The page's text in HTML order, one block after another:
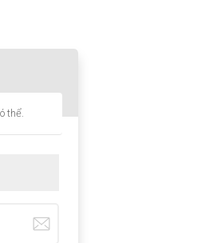
thể.